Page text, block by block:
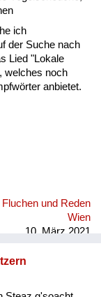
ich
der Suche nach
Lied "Lokale
welches noch
anbietet.
Fluchen und Reden
Wien
10. März 2021